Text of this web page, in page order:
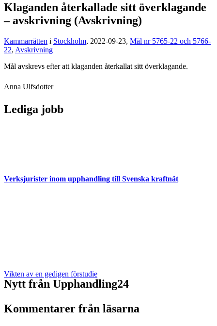
Klaganden återkallade sitt överklagande
– avskrivning (Avskrivning)
Kammarrätten i Stockholm, 2022-09-23, Mål nr 5765-22 och 5766-
22, Avskrivning
Mål avskrevs efter att klaganden återkallat sitt överklagande.
Anna Ulfsdotter
Lediga jobb
Verksjurister inom upphandling till Svenska kraftnät
Vikten av en gedigen förstudie
Nytt från Upphandling24
Kommentarer från läsarna